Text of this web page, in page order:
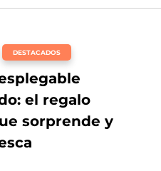
DESTACADOS
el regalo
sorprende y